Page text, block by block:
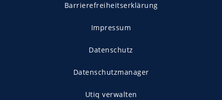
Barrierefreiheitserklärung
Impressum
Datenschutz
Datenschutzmanager
Utiq verwalten